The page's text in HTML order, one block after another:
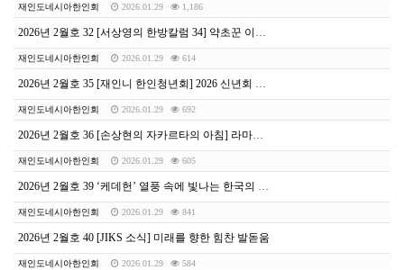
재인도네시아한인회 2026.01.29 1,186
2026년 2월호 32 [서상영의 한방칼럼 34] 약초꾼 이야기 3화 - 설화(1)
재인도네시아한인회 2026.01.29 614
2026년 2월호 35 [재인니 한인청년회] 2026 신년회 및 정기총회서 ‘새 도약 다짐’
재인도네시아한인회 2026.01.29 692
2026년 2월호 36 [손상현의 자카르타의 아침] 라마단 기간의 골프 라운드
재인도네시아한인회 2026.01.29 605
2026년 2월호 39 ‘케데헌’ 열풍 속에 빛나는 한국의 색, ‘청현색(靑玄色)’
재인도네시아한인회 2026.01.29 841
2026년 2월호 40 [JIKS 소식] 미래를 향한 힘찬 발돋움
재인도네시아한인회 2026.01.29 584